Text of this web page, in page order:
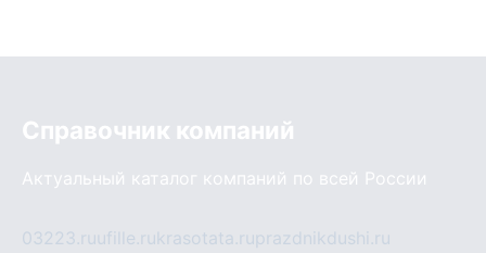
Справочник компаний
Актуальный каталог компаний по всей России
03223.ruufille.rukrasotata.ruprazdnikdushi.ru